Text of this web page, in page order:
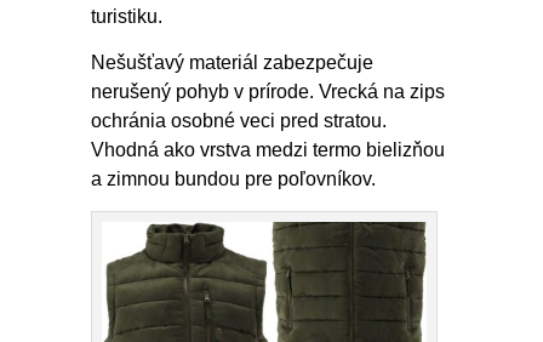
turistiku.
Nešušťavý materiál zabezpečuje
nerušený pohyb v prírode. Vrecká na zips
ochránia osobné veci pred stratou.
Vhodná ako vrstva medzi termo bielizňou
a zimnou bundou pre poľovníkov.